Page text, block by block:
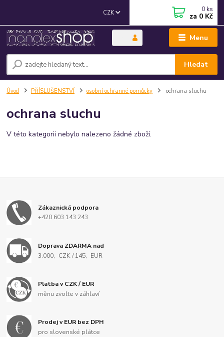
Menu
CZK
Hledat
0 ks
za 0 Kč
Úvod PŘÍSLUŠENSTVÍ osobní ochranné pomůcky ochrana sluchu
ochrana sluchu
V této kategorii nebylo nalezeno žádné zboží.
Zákaznická podpora
+420 603 143 243
Doprava ZDARMA nad
3.000,- CZK / 145,- EUR
Platba v CZK / EUR
měnu zvolte v záhlaví
Prodej v EUR bez DPH
pro slovenské plátce